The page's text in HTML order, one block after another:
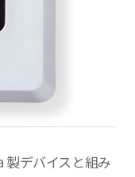
デバイスと組み